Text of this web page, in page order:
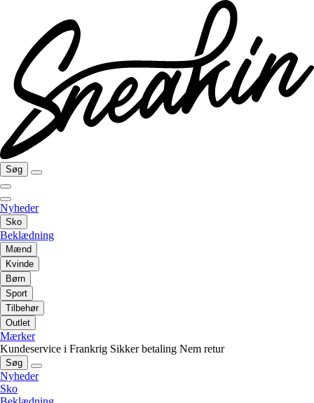
Søg
Nyheder
Sko
Beklædning
Mænd
Kvinde
Børn
Sport
Tilbehør
Outlet
Mærker
Kundeservice i Frankrig Sikker betaling Nem retur
Søg
Nyheder
Sko